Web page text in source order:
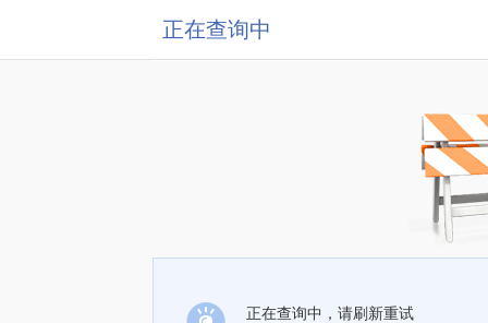
正在查询中
正在查询中，请刷新重试